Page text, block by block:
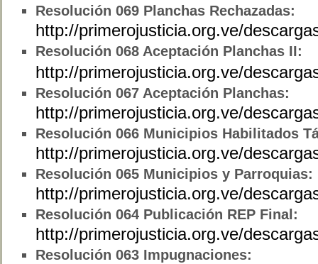
Resolución 069 Planchas Rechazadas:
http://primerojusticia.org.ve/
Resolución 068 Aceptación Planchas II:
http://primerojusticia.org.ve/
Resolución 067 Aceptación Planchas:
http://primerojusticia.org.ve/
Resolución 066 Municipios Habilitados
http://primerojusticia.org.ve/
Resolución 065 Municipios y Parroquias:
http://primerojusticia.org.ve/
Resolución 064 Publicación REP Final:
http://primerojusticia.org.ve/
Resolución 063 Impugnaciones: